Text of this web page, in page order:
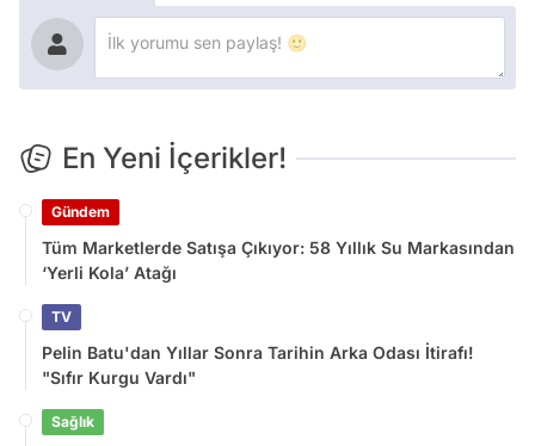
En Yeni İçerikler!
Gündem
Tüm Marketlerde Satışa Çıkıyor: 58 Yıllık Su Markasından
‘Yerli Kola’ Atağı
TV
Pelin Batu'dan Yıllar Sonra Tarihin Arka Odası İtirafı!
"Sıfır Kurgu Vardı"
Sağlık